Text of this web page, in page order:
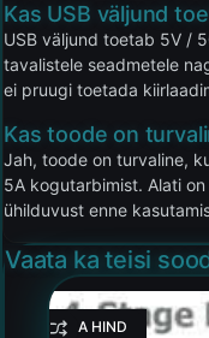
Kas USB väljund
USB väljund toetab 5V /
tavalistele seadmetele
ei pruugi toetada
Kas toode on
Jah, toode on turvaline,
5A kogutarbimist. Alati
ühilduvust enne
Vaata ka teisi
HEA HIND